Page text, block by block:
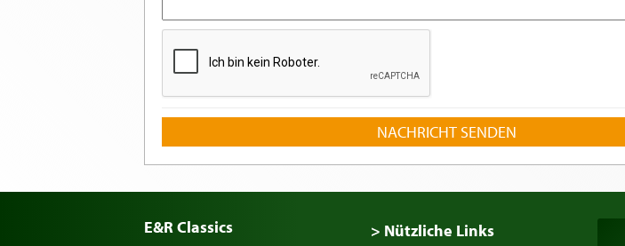
NACHRICHT SENDEN
E&R Classics
> Nützliche Links